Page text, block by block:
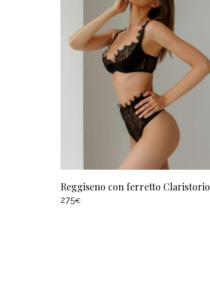
Reggiseno con ferretto Claristorio
275€